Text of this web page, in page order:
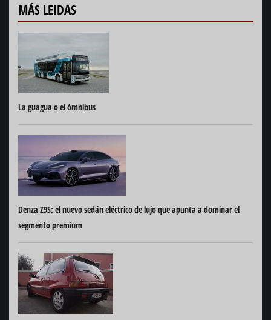
MÁS LEIDAS
La guagua o el ómnibus
Denza Z9S: el nuevo sedán eléctrico de lujo que apunta a dominar el
segmento premium